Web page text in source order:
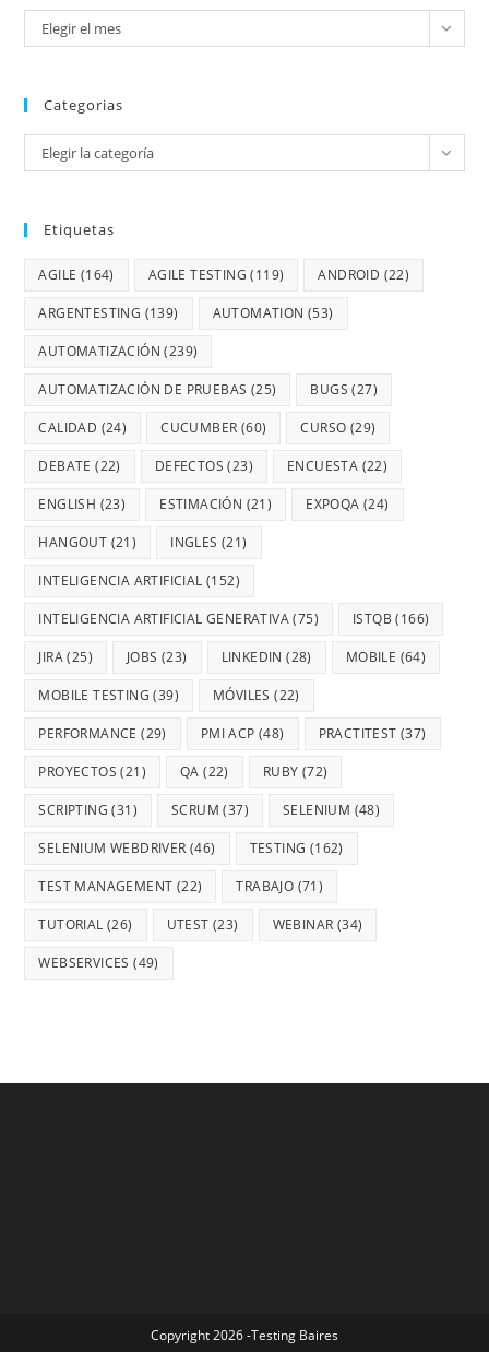
Elegir el mes
Categorias
Elegir la categoría
Etiquetas
AGILE (164) AGILE TESTING (119) ANDROID (22)
ARGENTESTING (139) AUTOMATION (53)
AUTOMATIZACIÓN (239)
AUTOMATIZACIÓN DE PRUEBAS (25) BUGS (27)
CALIDAD (24) CUCUMBER (60) CURSO (29)
DEBATE (22) DEFECTOS (23) ENCUESTA (22)
ENGLISH (23) ESTIMACIÓN (21) EXPOQA (24)
HANGOUT (21) INGLES (21)
INTELIGENCIA ARTIFICIAL (152)
INTELIGENCIA ARTIFICIAL GENERATIVA(75) ISTQB (166)
JIRA(25) JOBS (23) LINKEDIN (28) MOBILE (64)
MOBILE TESTING (39) MÓVILES (22)
PERFORMANCE (29) PMI ACP (48) PRACTITEST (37)
PROYECTOS (21) QA (22) RUBY (72)
SCRIPTING (31) SCRUM (37) SELENIUM (48)
SELENIUM WEBDRIVER (46) TESTING (162)
TEST MANAGEMENT (22) TRABAJO (71)
TUTORIAL (26) UTEST (23) WEBINAR (34)
WEBSERVICES (49)
Copyright 2026 -Testing Baires